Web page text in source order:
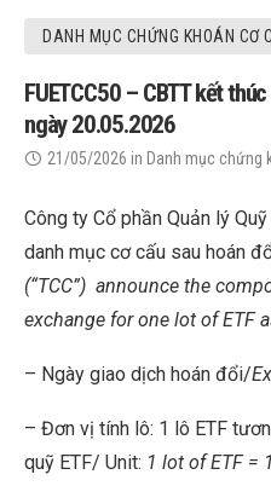
DANH MỤC CHỨNG KHOÁN CƠ
FUETCC50 – CBTT kết
ngày 20.05.2026
21/05/2026 in Danh mục chứng
Công ty Cổ phần Quản lý
danh mục cơ cấu sau hoán
(“TCC”) announce the
exchange for one lot of ETF
– Ngày giao dịch hoán đổi/
– Đơn vị tính lô: 1 lô ETF
quỹ ETF/ Unit: 1 lot of ETF =